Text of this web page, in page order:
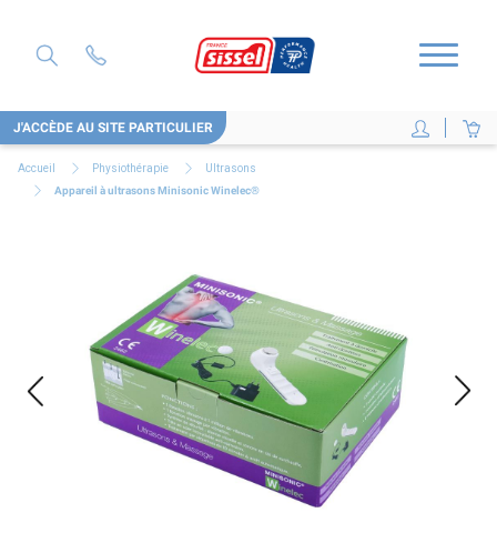
J'ACCÈDE AU SITE PARTICULIER
Accueil Physiothérapie
Ultrasons
Appareil à ultrasons Minisonic Winelec®